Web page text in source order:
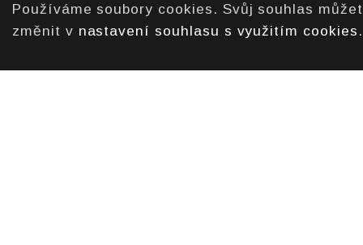
Používáme soubory cookies. Svůj souhlas
změnit v nastavení souhlasu s využitím cookies .